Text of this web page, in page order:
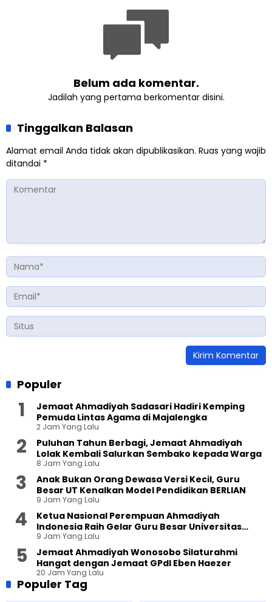
Belum ada komentar.
Jadilah yang pertama berkomentar disini.
Tinggalkan Balasan
Alamat email Anda tidak akan dipublikasikan. Ruas yang wajib
ditandai *
Populer
Jemaat Ahmadiyah Sadasari Hadiri Kemping
Pemuda Lintas Agama di Majalengka
2 Jam Yang Lalu
Puluhan Tahun Berbagi, Jemaat Ahmadiyah
Lolak Kembali Salurkan Sembako kepada Warga
8 Jam Yang Lalu
Anak Bukan Orang Dewasa Versi Kecil, Guru
Besar UT Kenalkan Model Pendidikan BERLIAN
9 Jam Yang Lalu
Ketua Nasional Perempuan Ahmadiyah
Indonesia Raih Gelar Guru Besar Universitas
Terbuka
9 Jam Yang Lalu
Jemaat Ahmadiyah Wonosobo Silaturahmi
Hangat dengan Jemaat GPdI Eben Haezer
20 Jam Yang Lalu
Populer Tag